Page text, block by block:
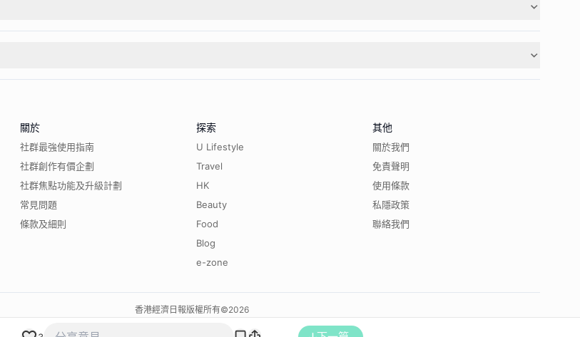
關於
社群最強使用指南
社群創作有價企劃
社群焦點功能及升級計劃
常見問題
條款及細則
探索
U Lifestyle
Travel
HK
Beauty
Food
Blog
e-zone
其他
關於我們
免責聲明
使用條款
私隱政策
聯絡我們
香港經濟日報版權所有©2026